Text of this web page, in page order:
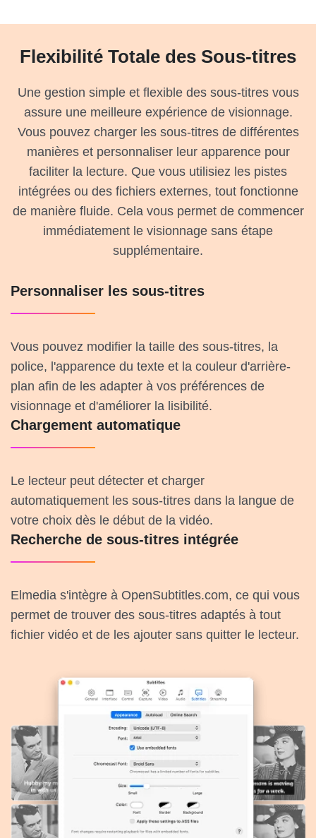
Flexibilité Totale des Sous-titres
Une gestion simple et flexible des sous-titres vous
assure une meilleure expérience de visionnage.
Vous pouvez charger les sous-titres de différentes
manières et personnaliser leur apparence pour
faciliter la lecture. Que vous utilisiez les pistes
intégrées ou des fichiers externes, tout fonctionne
de manière fluide. Cela vous permet de commencer
immédiatement le visionnage sans étape
supplémentaire.
Personnaliser les sous-titres
Vous pouvez modifier la taille des sous-titres, la
police, l'apparence du texte et la couleur d'arrière-
plan afin de les adapter à vos préférences de
visionnage et d'améliorer la lisibilité.
Chargement automatique
Le lecteur peut détecter et charger
automatiquement les sous-titres dans la langue de
votre choix dès le début de la vidéo.
Recherche de sous-titres intégrée
Elmedia s'intègre à OpenSubtitles.com, ce qui vous
permet de trouver des sous-titres adaptés à tout
fichier vidéo et de les ajouter sans quitter le lecteur.